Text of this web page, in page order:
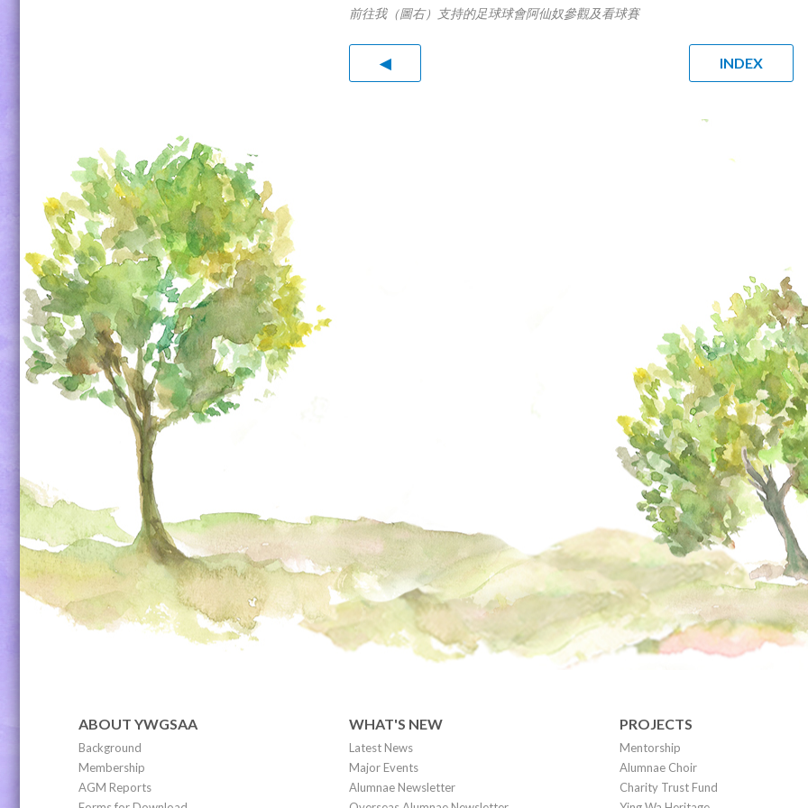
前往我（圖右）支持的足球球會阿仙奴參觀及看球賽
◀ INDEX
ABOUT YWGSAA
Background
Membership
AGM Reports
WHAT'S NEW
Latest News
Major Events
Alumnae Newsletter
PROJECTS
Mentorship
Alumnae Choir
Charity Trust Fund